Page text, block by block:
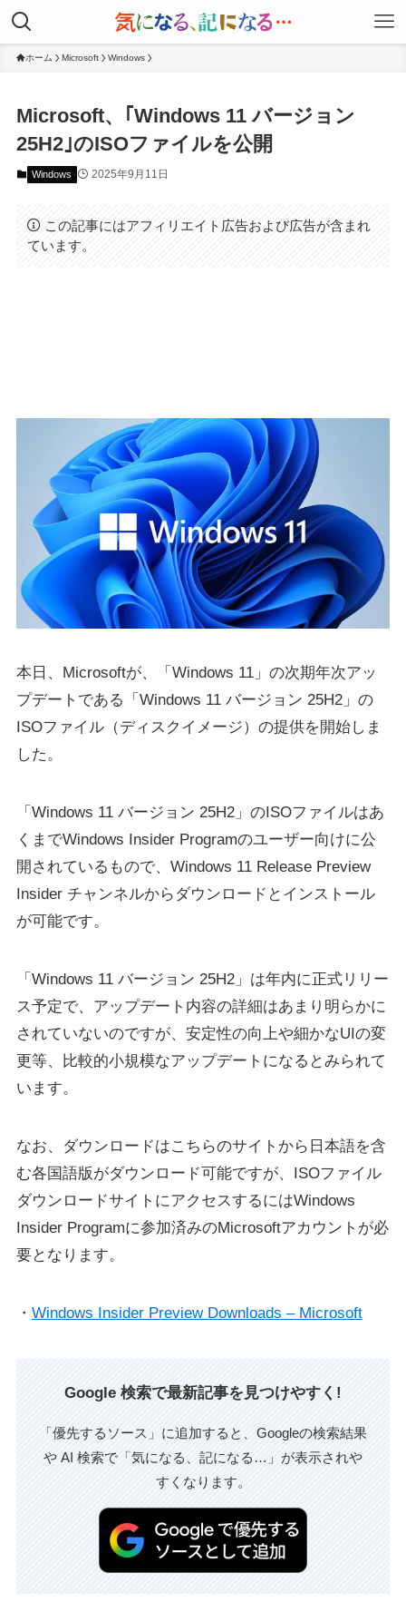
ホーム Microsoft Windows
Microsoft、｢Windows 11 バージョン
25H2｣のISOファイルを公開
Windows 2025年9月11日
この記事にはアフィリエイト広告および広告が含まれ
ています。
本日、Microsoftが、「Windows 11」の次期年次アッ
プデートである「Windows 11 バージョン 25H2」の
ISOファイル（ディスクイメージ）の提供を開始しま
した。
「Windows 11 バージョン 25H2」のISOファイルはあ
くまでWindows Insider Programのユーザー向けに公
開されているもので、Windows 11 Release Preview
Insider チャンネルからダウンロードとインストール
が可能です。
「Windows 11 バージョン 25H2」は年内に正式リリー
ス予定で、アップデート内容の詳細はあまり明らかに
されていないのですが、安定性の向上や細かなUIの変
更等、比較的小規模なアップデートになるとみられて
います。
なお、ダウンロードはこちらのサイトから日本語を含
む各国語版がダウンロード可能ですが、ISOファイル
ダウンロードサイトにアクセスするにはWindows
Insider Programに参加済みのMicrosoftアカウントが必
要となります。
・ Windows Insider Preview Downloads – Microsoft
Google 検索で最新記事を見つけやすく!
「優先するソース」に追加すると、Googleの検索結果
や AI 検索で「気になる、記になる…」が表示されや
すくなります。